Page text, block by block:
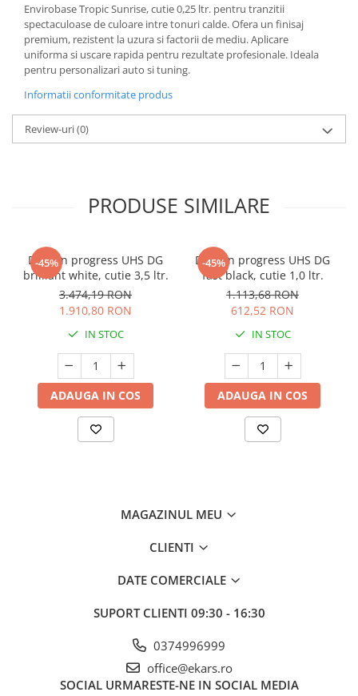
Envirobase Tropic Sunrise, cutie 0,25 ltr. pentru tranzitii
spectaculoase de culoare intre tonuri calde. Ofera un finisaj
premium, rezistent la uzura si factorii de mediu. Aplicare
uniforma si uscare rapida pentru rezultate profesionale. Ideala
pentru personalizari auto si tuning.
Informatii conformitate produs
Review-uri(0)
PRODUSE SIMILARE
-45%
Deltron progress UHS DG
brilliant white, cutie 3,5 ltr.
3.474,19 RON
1.910,80 RON
IN STOC
ADAUGA IN COS
-45%
Deltron progress UHS DG
fast black, cutie 1,0 ltr.
1.113,68 RON
612,52 RON
IN STOC
ADAUGA IN COS
MAGAZINUL MEU
CLIENTI
DATE COMERCIALE
SUPORT CLIENTI 09:30 - 16:30
0374996999
office@ekars.ro
SOCIAL URMARESTE-NE IN SOCIAL MEDIA